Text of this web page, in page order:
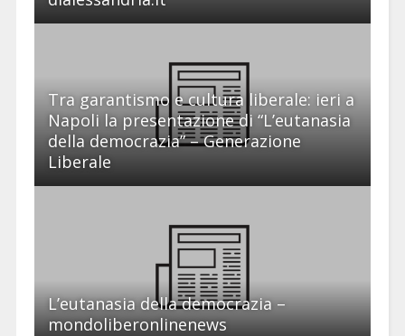
Tra garantismo e cultura liberale: ieri a
Napoli la presentazione di “L’eutanasia
della democrazia” – Generazione
Liberale
L’eutanasia della democrazia –
mondoliberonlinenews